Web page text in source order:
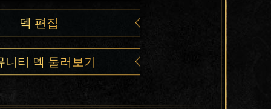
덱 편집
니티 덱 둘러보기